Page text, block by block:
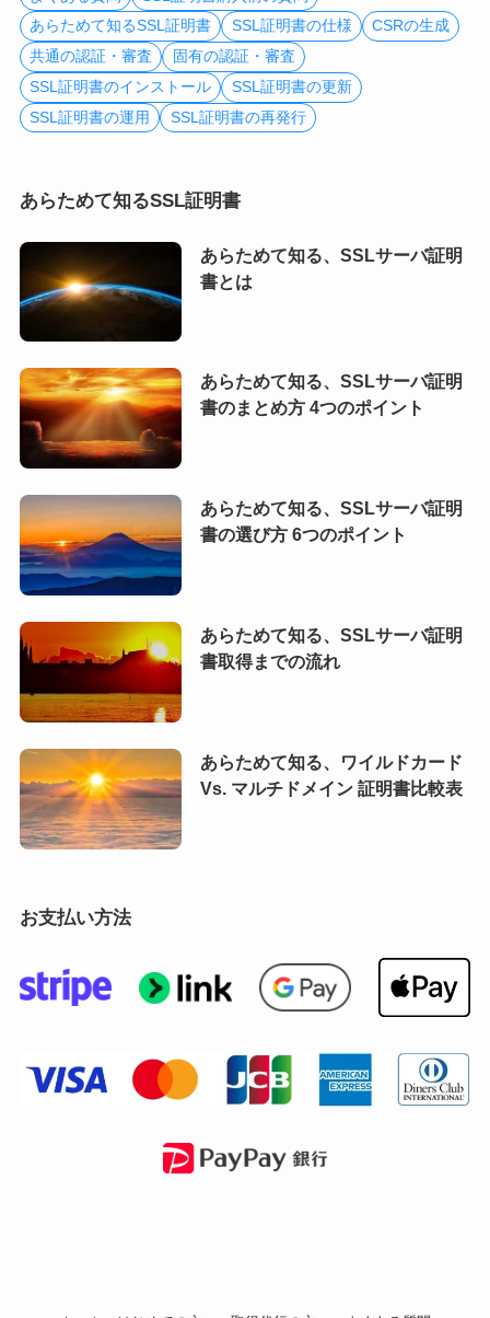
あらためて知るSSL証明書
SSL証明書の仕様
CSRの生成
共通の認証・審査
固有の認証・審査
SSL証明書のインストール
SSL証明書の更新
SSL証明書の運用
SSL証明書の再発行
あらためて知るSSL証明書
あらためて知る、SSLサーバ証明
書とは
あらためて知る、SSLサーバ証明
書のまとめ方 4つのポイント
あらためて知る、SSLサーバ証明
書の選び方 6つのポイント
あらためて知る、SSLサーバ証明
書取得までの流れ
あらためて知る、ワイルドカード
Vs. マルチドメイン 証明書比較表
お支払い方法